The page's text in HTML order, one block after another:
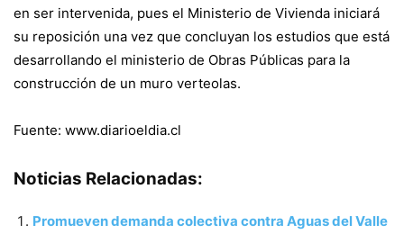
en ser intervenida, pues el Ministerio de Vivienda iniciará
su reposición una vez que concluyan los estudios que está
desarrollando el ministerio de Obras Públicas para la
construcción de un muro verteolas.
Fuente: www.diarioeldia.cl
Noticias Relacionadas:
Promueven demanda colectiva contra Aguas del Valle